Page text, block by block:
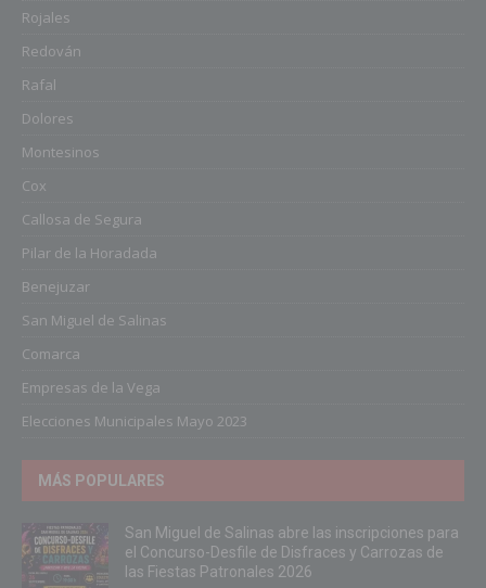
Rojales
Redován
Rafal
Dolores
Montesinos
Cox
Callosa de Segura
Pilar de la Horadada
Benejuzar
San Miguel de Salinas
Comarca
Empresas de la Vega
Elecciones Municipales Mayo 2023
MÁS POPULARES
San Miguel de Salinas abre las inscripciones para
el Concurso-Desfile de Disfraces y Carrozas de
las Fiestas Patronales 2026